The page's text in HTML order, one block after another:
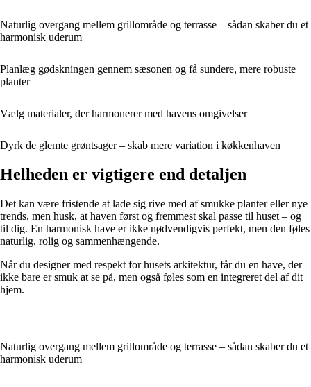
Naturlig overgang mellem grillområde og terrasse – sådan skaber du et
harmonisk uderum
Planlæg gødskningen gennem sæsonen og få sundere, mere robuste
planter
Vælg materialer, der harmonerer med havens omgivelser
Dyrk de glemte grøntsager – skab mere variation i køkkenhaven
Helheden er vigtigere end detaljen
Det kan være fristende at lade sig rive med af smukke planter eller nye
trends, men husk, at haven først og fremmest skal passe til huset – og
til dig. En harmonisk have er ikke nødvendigvis perfekt, men den føles
naturlig, rolig og sammenhængende.
Når du designer med respekt for husets arkitektur, får du en have, der
ikke bare er smuk at se på, men også føles som en integreret del af dit
hjem.
Naturlig overgang mellem grillområde og terrasse – sådan skaber du et
harmonisk uderum